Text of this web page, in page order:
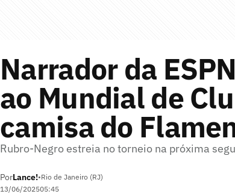
Narrador da
ao Mundial de
camisa do
Rubro-Negro estreia no torneio na próxima
PorLance!•Rio de Janeiro (RJ)
13/06/202505:45